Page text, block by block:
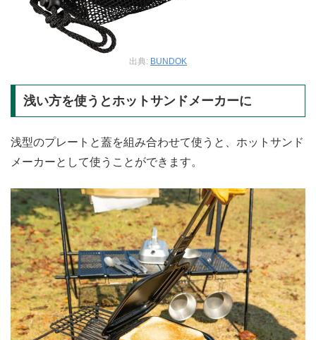
出典: BUNDOK
浅い方を使うとホットサンドメーカーに
浅型のプレートと蓋を組み合わせて使うと、ホットサンド
メーカーとして使うことができます。